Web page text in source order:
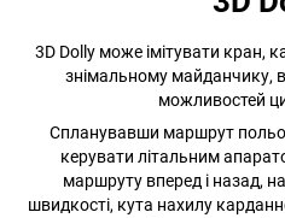
3D Dolly може імітувати кран,
знімальному майданчику,
можливостей
Спланувавши маршрут
керувати літальним
маршруту вперед і назад,
швидкості, кута нахилу